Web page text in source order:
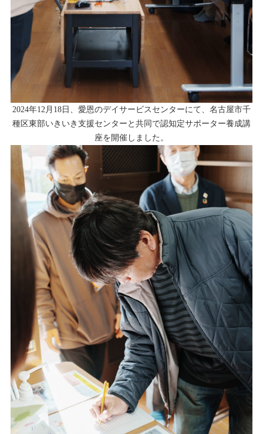
2024年12月18日、愛恩のデイサービスセンターにて、名古屋市千
種区東部いきいき支援センターと共同で認知定サポーター養成講
座を開催しました。